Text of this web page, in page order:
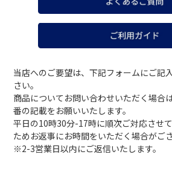
当店へのご要望は、下記フォームにご記
さい。
商品についてお問い合わせいただく場合
番の記載をお願いいたします。
平日の10時30分-17時に順次ご対応させ
ためお返事にお時間をいただく場合がござ
※2-3営業日以内にご返信いたします。